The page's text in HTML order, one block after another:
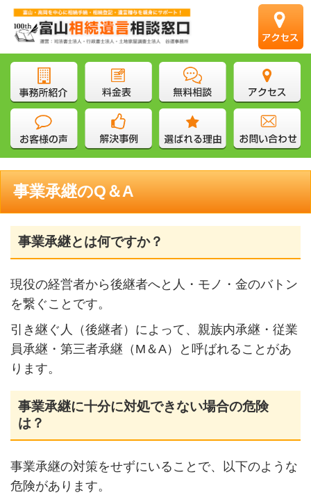
事業承継のQ＆A
事業承継とは何ですか？
現役の経営者から後継者へと人・モノ・金のバトン
を繋ぐことです。
引き継ぐ人（後継者）によって、親族内承継・従業
員承継・第三者承継（M＆A）と呼ばれることがあ
ります。
事業承継に十分に対処できない場合の危険
は？
事業承継の対策をせずにいることで、以下のような
危険があります。